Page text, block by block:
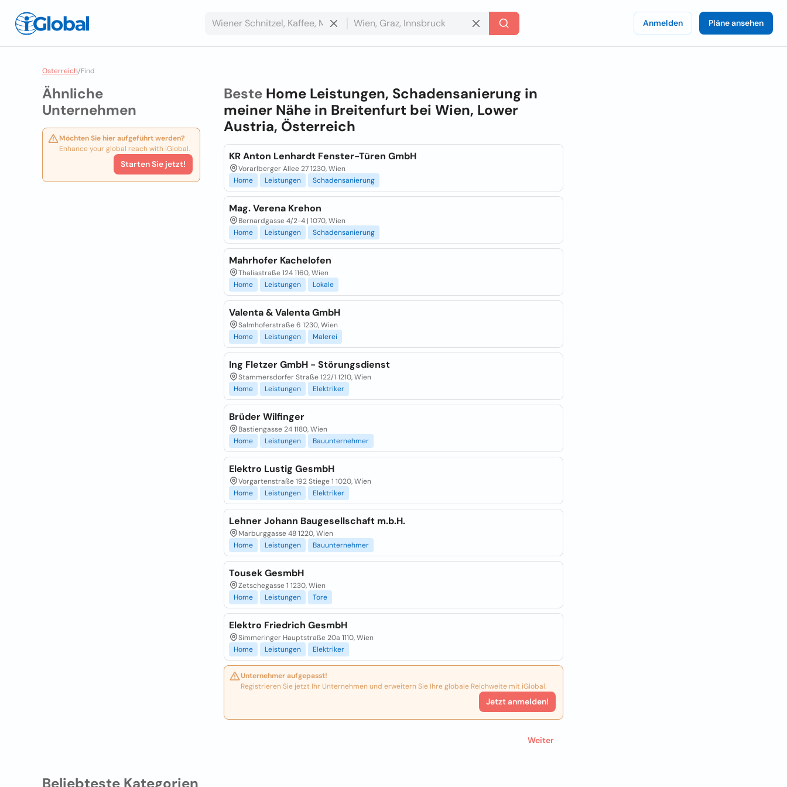
Anmelden Pläne ansehen
Osterreich/Find
Ähnliche
Unternehmen
Möchten Sie hier aufgeführt werden?
Enhance your global reach with iGlobal.
Starten Sie jetzt!
Beste Home Leistungen, Schadensanierung in
meiner Nähe in Breitenfurt bei Wien, Lower
Austria, Österreich
KR Anton Lenhardt Fenster-Türen GmbH
Vorarlberger Allee 27 1230, Wien
Home
Leistungen Schadensanierung
Mag. Verena Krehon
Bernardgasse 4/2-4 | 1070, Wien
Home
Leistungen Schadensanierung
Mahrhofer Kachelofen
Thaliastraße 124 1160, Wien
Home
Leistungen Lokale
Valenta & Valenta GmbH
Salmhoferstraße 6 1230, Wien
Home
Leistungen Malerei
Ing Fletzer GmbH - Störungsdienst
Stammersdorfer Straße 122/1 1210, Wien
Home
Leistungen Elektriker
Brüder Wilfinger
Bastiengasse 24 1180, Wien
Home
Leistungen Bauunternehmer
Elektro Lustig GesmbH
Vorgartenstraße 192 Stiege 1 1020, Wien
Home
Leistungen Elektriker
Lehner Johann Baugesellschaft m.b.H.
Marburggasse 48 1220, Wien
Home
Leistungen Bauunternehmer
Tousek GesmbH
Zetschegasse 1 1230, Wien
Home
Leistungen Tore
Elektro Friedrich GesmbH
Simmeringer Hauptstraße 20a 1110, Wien
Home
Leistungen Elektriker
Unternehmer aufgepasst!
Registrieren Sie jetzt Ihr Unternehmen und erweitern Sie Ihre globale Reichweite mit iGlobal.
Jetzt anmelden!
Weiter
Beliebteste Kategorien